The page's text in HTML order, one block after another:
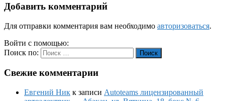
Добавить комментарий
Для отправки комментария вам необходимо авторизоваться.
Войти с помощью:
Поиск по:
Поиск
Свежие комментарии
Евгений Ник к записи Autoteams лицензированный